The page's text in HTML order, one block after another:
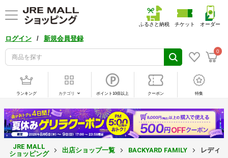
ログイン / 新規会員登録
0
ふるさと納税 チケット オーダー
ランキング カテゴリ ポイント10倍以上 クーポン 特集
JRE MALL
ショッピング
出店ショップ一覧 BACKYARD FAMILY レディ